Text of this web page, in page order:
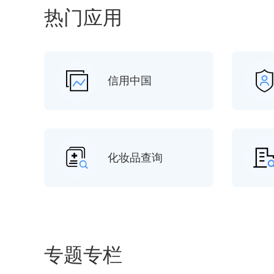
热门应用
信用中国
化妆品查询
专题专栏